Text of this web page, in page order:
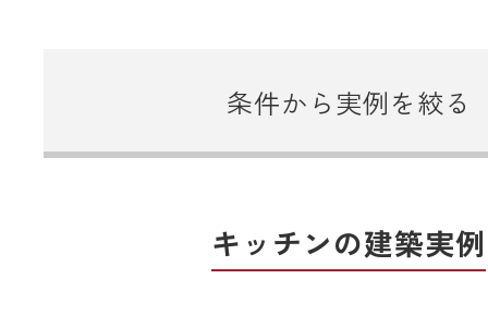
条件から実例を絞る
キッチンの建築実例